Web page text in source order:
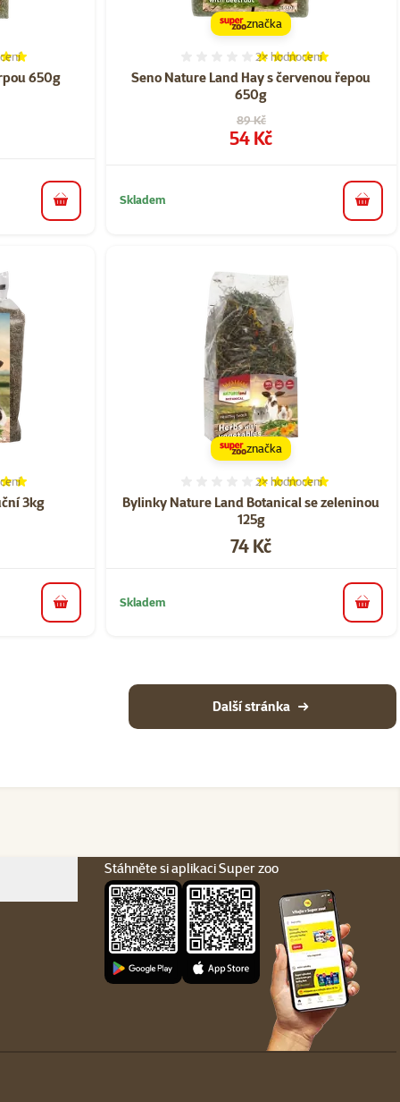
650g​
100%, počet hodnocení: 3
do košíku
Seno Nature Land Hay s červenou řepou
650g​
Hodnocení 100%, počet
2× hodnocení
Původní cena
89 Kč
Cena
54 Kč
značka
Skladem
do
3kg
100%, počet hodnocení: 2
do košíku
Bylinky Nature Land Botanical se zeleninou
125g
Hodnocení 100%, počet
2× hodnocení
Cena
74 Kč
značka
Skladem do
Další stránka
Stáhněte si aplikaci Super zoo